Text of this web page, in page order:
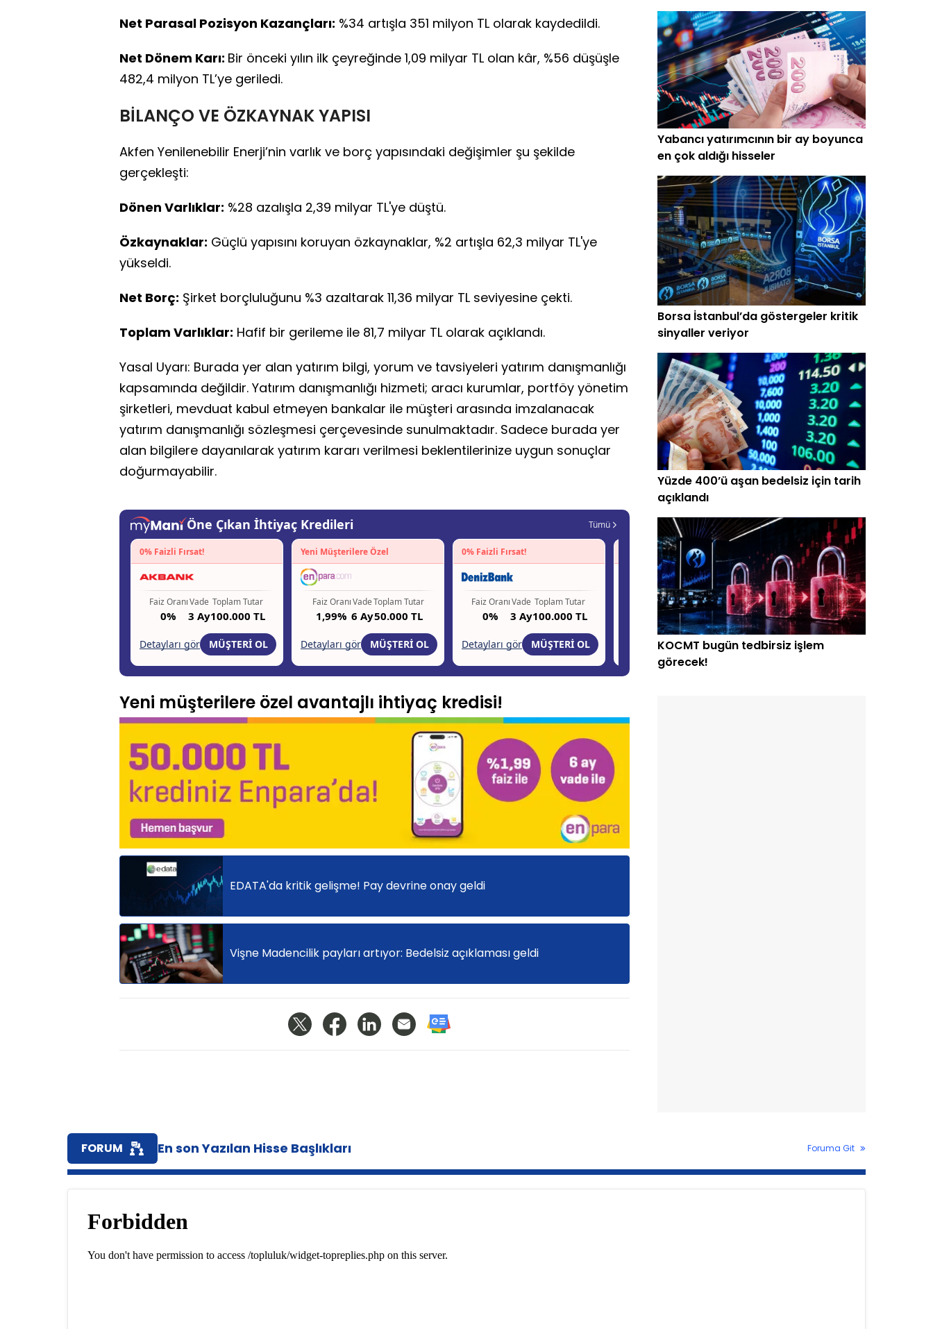
Net Parasal Pozisyon Kazançları: %34 artışla 351 milyon TL olarak kaydedildi.
Net Dönem Karı: Bir önceki yılın ilk çeyreğinde 1,09 milyar TL olan kâr, %56 düşüşle
482,4 milyon TL’ye geriledi.
BİLANÇO VE ÖZKAYNAK YAPISI
Akfen Yenilenebilir Enerji’nin varlık ve borç yapısındaki değişimler şu şekilde
gerçekleşti:
Dönen Varlıklar: %28 azalışla 2,39 milyar TL'ye düştü.
Özkaynaklar: Güçlü yapısını koruyan özkaynaklar, %2 artışla 62,3 milyar TL'ye
yükseldi.
Net Borç: Şirket borçluluğunu %3 azaltarak 11,36 milyar TL seviyesine çekti.
Toplam Varlıklar: Hafif bir gerileme ile 81,7 milyar TL olarak açıklandı.
Yasal Uyarı: Burada yer alan yatırım bilgi, yorum ve tavsiyeleri yatırım danışmanlığı
kapsamında değildir. Yatırım danışmanlığı hizmeti; aracı kurumlar, portföy yönetim
şirketleri, mevduat kabul etmeyen bankalar ile müşteri arasında imzalanacak
yatırım danışmanlığı sözleşmesi çerçevesinde sunulmaktadır. Sadece burada yer
alan bilgilere dayanılarak yatırım kararı verilmesi beklentilerinize uygun sonuçlar
doğurmayabilir.
Yeni müşterilere özel avantajlı ihtiyaç kredisi!
EDATA'da kritik gelişme! Pay devrine onay geldi
Vişne Madencilik payları artıyor: Bedelsiz açıklaması geldi
Yabancı yatırımcının bir ay boyunca
en çok aldığı hisseler
Borsa İstanbul’da göstergeler kritik
sinyaller veriyor
Yüzde 400’ü aşan bedelsiz için tarih
açıklandı
KOCMT bugün tedbirsiz işlem
görecek!
FORUM En son Yazılan Hisse Başlıkları Foruma Git